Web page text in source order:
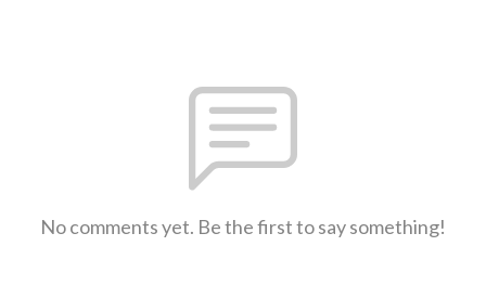
No comments yet. Be the first to say something!